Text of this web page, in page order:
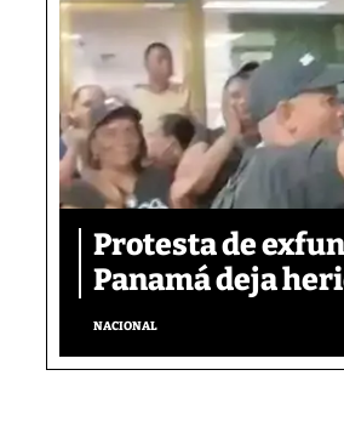
Protesta de
Panamá deja
NACIONAL